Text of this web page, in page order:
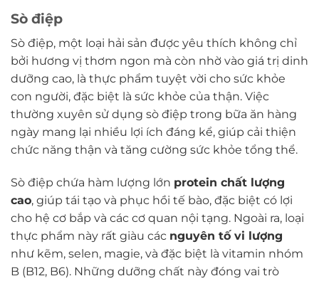
Sò điệp
Sò điệp, một loại hải sản được yêu thích không chỉ
bởi hương vị thơm ngon mà còn nhờ vào giá trị dinh
dưỡng cao, là thực phẩm tuyệt vời cho sức khỏe
con người, đặc biệt là sức khỏe của thận. Việc
thường xuyên sử dụng sò điệp trong bữa ăn hàng
ngày mang lại nhiều lợi ích đáng kể, giúp cải thiện
chức năng thận và tăng cường sức khỏe tổng thể.
Sò điệp chứa hàm lượng lớn protein chất lượng
cao, giúp tái tạo và phục hồi tế bào, đặc biệt có lợi
cho hệ cơ bắp và các cơ quan nội tạng. Ngoài ra, loại
thực phẩm này rất giàu các nguyên tố vi lượng
như kẽm, selen, magie, và đặc biệt là vitamin nhóm
B (B12, B6). Những dưỡng chất này đóng vai trò